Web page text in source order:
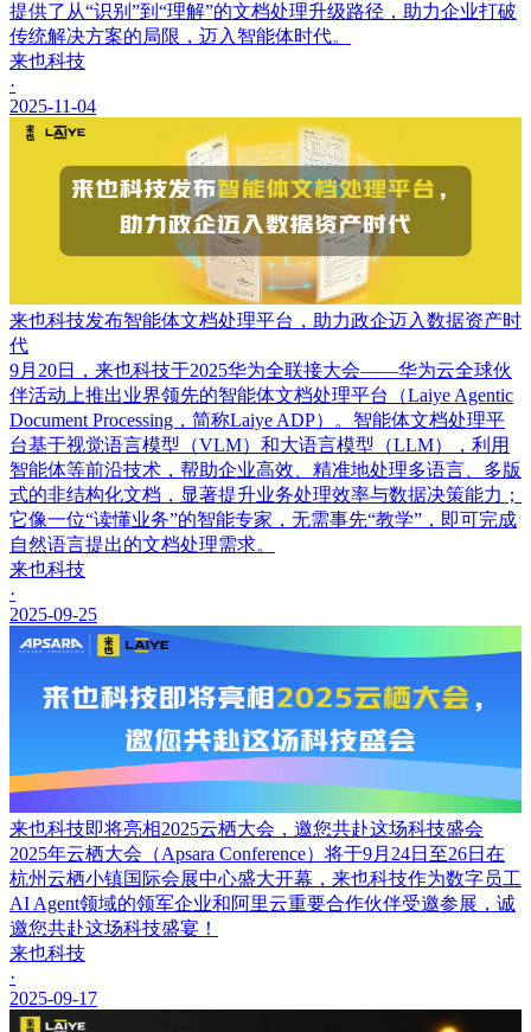
提供了从“识别”到“理解”的文档处理升级路径，助力企业打破
传统解决方案的局限，迈入智能体时代。
来也科技
·
2025-11-04
来也科技发布智能体文档处理平台，助力政企迈入数据资产时
代
9月20日，来也科技于2025华为全联接大会——华为云全球伙
伴活动上推出业界领先的智能体文档处理平台（Laiye Agentic
Document Processing，简称Laiye ADP）。智能体文档处理平
台基于视觉语言模型（VLM）和大语言模型（LLM），利用
智能体等前沿技术，帮助企业高效、精准地处理多语言、多版
式的非结构化文档，显著提升业务处理效率与数据决策能力；
它像一位“读懂业务”的智能专家，无需事先“教学”，即可完成
自然语言提出的文档处理需求。
来也科技
·
2025-09-25
来也科技即将亮相2025云栖大会，邀您共赴这场科技盛会
2025年云栖大会（Apsara Conference）将于9月24日至26日在
杭州云栖小镇国际会展中心盛大开幕，来也科技作为数字员工
AI Agent领域的领军企业和阿里云重要合作伙伴受邀参展，诚
邀您共赴这场科技盛宴！
来也科技
·
2025-09-17